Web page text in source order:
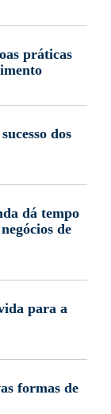
práticas
dos
dá tempo
de
para a
formas de